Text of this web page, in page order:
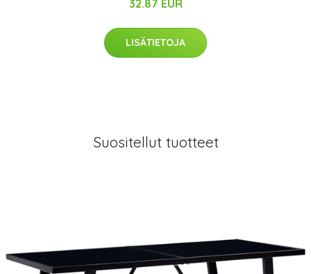
32.87 EUR
LISÄTIETOJA
Suositellut tuotteet